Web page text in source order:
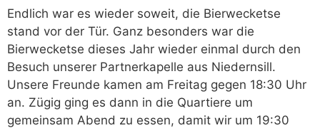
Endlich war es wieder soweit, die Bierwecketse
stand vor der Tür. Ganz besonders war die
Bierwecketse dieses Jahr wieder einmal durch den
Besuch unserer Partnerkapelle aus Niedernsill.
Unsere Freunde kamen am Freitag gegen 18:30 Uhr
an. Zügig ging es dann in die Quartiere um
gemeinsam Abend zu essen, damit wir um 19:30